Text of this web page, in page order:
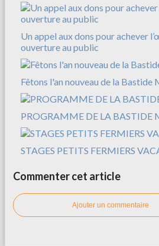
Un appel aux dons pour achever
ouverture au public
Fêtons l'an nouveau de la Bastide
PROGRAMME DE LA BASTIDE
STAGES PETITS FERMIERS
Commenter cet article
Ajouter un commentaire